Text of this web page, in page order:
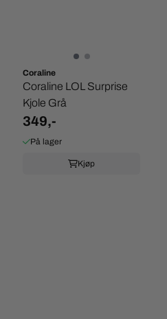
Coraline
Coraline LOL Surprise
Kjole Grå
349,-
På lager
Kjøp